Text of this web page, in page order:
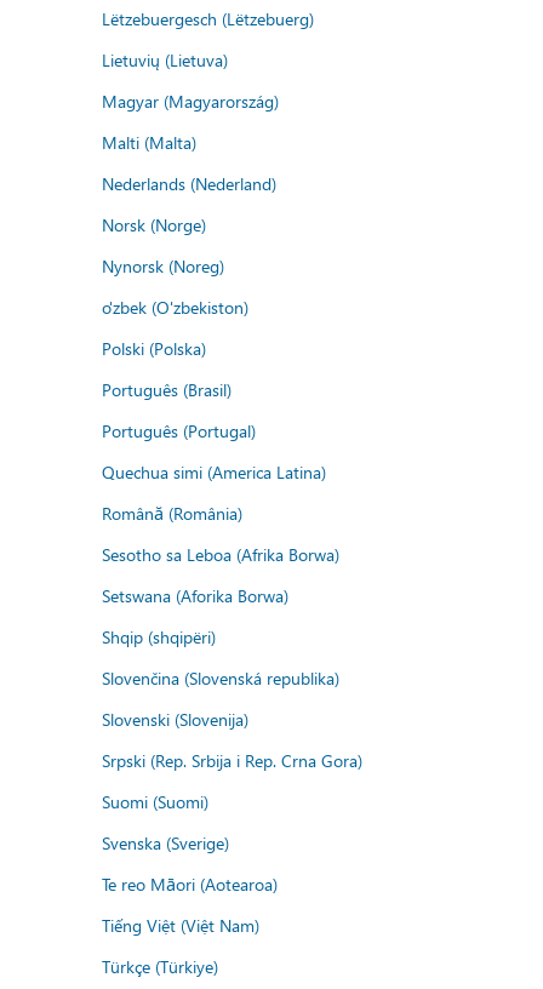
Lëtzebuergesch (Lëtzebuerg)
Lietuvių (Lietuva)
Magyar (Magyarország)
Malti (Malta)
Nederlands (Nederland)
Norsk (Norge)
Nynorsk (Noreg)
o'zbek (O'zbekiston)
Polski (Polska)
Português (Brasil)
Português (Portugal)
Quechua simi (America Latina)
Română (România)
Sesotho sa Leboa (Afrika Borwa)
Setswana (Aforika Borwa)
Shqip (shqipëri)
Slovenčina (Slovenská republika)
Slovenski (Slovenija)
Srpski (Rep. Srbija i Rep. Crna Gora)
Suomi (Suomi)
Svenska (Sverige)
Te reo Māori (Aotearoa)
Tiếng Việt (Việt Nam)
Türkçe (Türkiye)